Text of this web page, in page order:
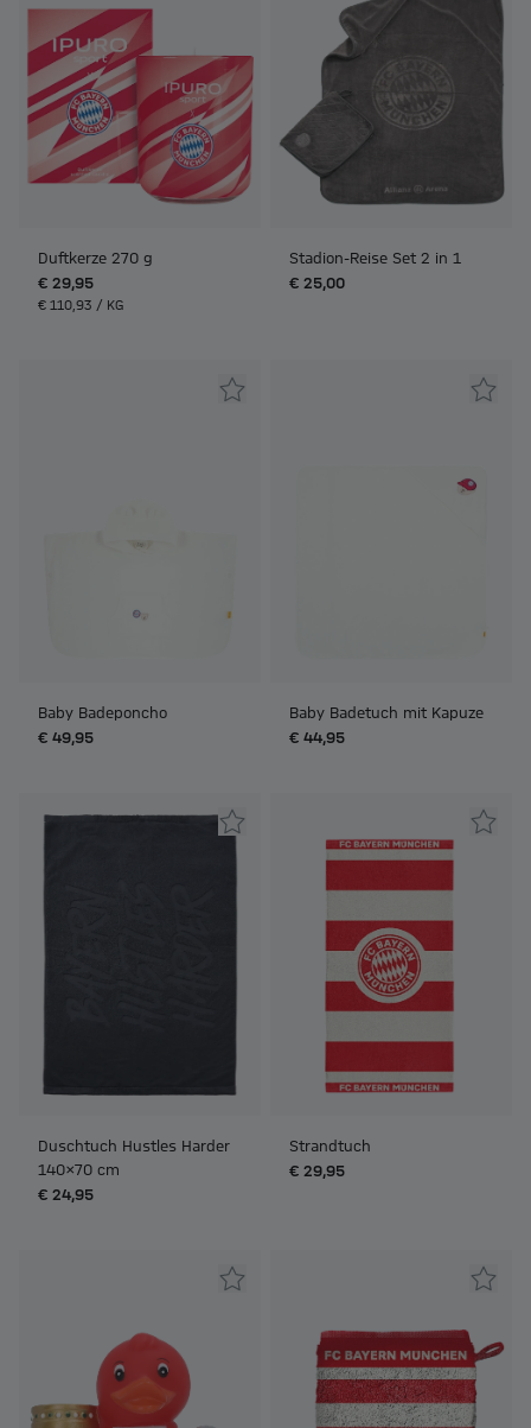
Duftkerze 270 g
€ 29,95
€ 110,93 / KG
Stadion-Reise Set 2 in 1
€ 25,00
Baby Badeponcho
€ 49,95
Baby Badetuch mit Kapuze
€ 44,95
Duschtuch Hustles Harder
140x70 cm
€ 24,95
Strandtuch
€ 29,95